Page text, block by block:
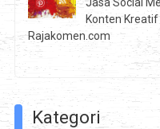
Jasa Social
Konten
Rajakomen.com
Kategori